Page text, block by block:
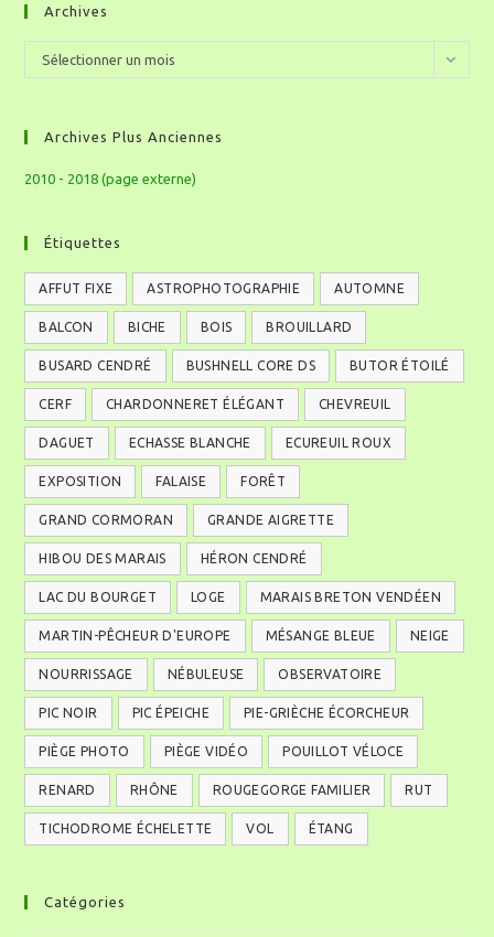
Archives
Sélectionner un mois
Archives Plus Anciennes
2010 - 2018 (page externe)
Étiquettes
AFFUT FIXE ASTROPHOTOGRAPHIE AUTOMNE
BALCON BICHE BOIS BROUILLARD
BUSARD CENDRÉ BUSHNELL CORE DS BUTOR ÉTOILÉ
CERF CHARDONNERET ÉLÉGANT CHEVREUIL
DAGUET ECHASSE BLANCHE ECUREUIL ROUX
EXPOSITION FALAISE FORÊT
GRAND CORMORAN GRANDE AIGRETTE
HIBOU DES MARAIS HÉRON CENDRÉ
LAC DU BOURGET LOGE MARAIS BRETON VENDÉEN
MARTIN-PÊCHEUR D'EUROPE MÉSANGE BLEUE NEIGE
NOURRISSAGE NÉBULEUSE OBSERVATOIRE
PIC NOIR PIC ÉPEICHE PIE-GRIÈCHE ÉCORCHEUR
PIÈGE PHOTO PIÈGE VIDÉO POUILLOT VÉLOCE
RENARD RHÔNE ROUGEGORGE FAMILIER RUT
TICHODROME ÉCHELETTE VOL ÉTANG
Catégories